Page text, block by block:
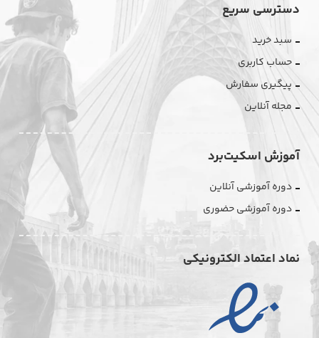
دسترسی سریع
سبد خرید
حساب کاربری
پیگیری سفارش
مجله آنلاین
آموزش اسکیت‌برد
دوره آموزشی آنلاین
دوره آموزشی حضوری
نماد اعتماد الکترونیکی